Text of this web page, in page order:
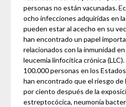
personas no están vacunadas.
ocho infecciones adquiridas en
pueden estar al acecho en su
han encontrado un papel
relacionados con la inmunidad en
leucemia linfocítica crónica
100.000 personas en los
han encontrado que el riesgo de
por ciento después de la
estreptocócica, neumonía